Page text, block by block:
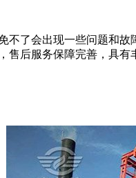
不了会出现一些问题和
售后服务保障完善，具